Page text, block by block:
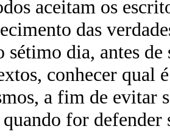
aceitam os
das
sétimo dia, antes
conhecer qual
a fim de evitar
for defender